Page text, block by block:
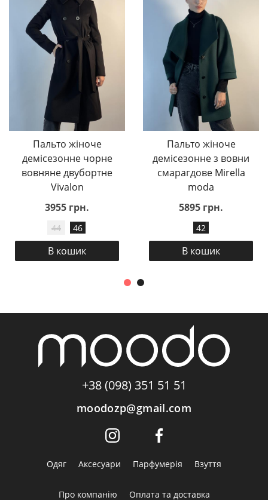
Пальто жіноче
демісезонне чорне
вовняне двубортне
Vivalon
3955 грн.
44 46
В кошик
Пальто жіноче
демісезонне з вовни
смарагдове Mirella
moda
5895 грн.
42
В кошик
+38 (098) 351 51 51
moodozp@gmail.com
Одяг Аксесуари Парфумерія Взуття
Про компанію Оплата та доставка